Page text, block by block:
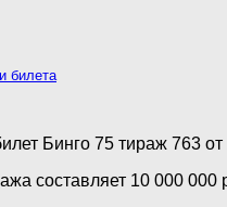
билета
Бинго 75 тираж 763
составляет 10 000